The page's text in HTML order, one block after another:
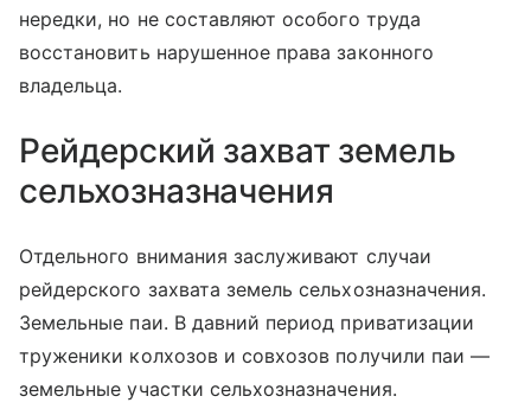
нередки, но не составляют особого труда
восстановить нарушенное права законного
владельца.
Рейдерский захват земель
сельхозназначения
Отдельного внимания заслуживают случаи
рейдерского захвата земель сельхозназначения.
Земельные паи. В давний период приватизации
труженики колхозов и совхозов получили паи —
земельные участки сельхозназначения.